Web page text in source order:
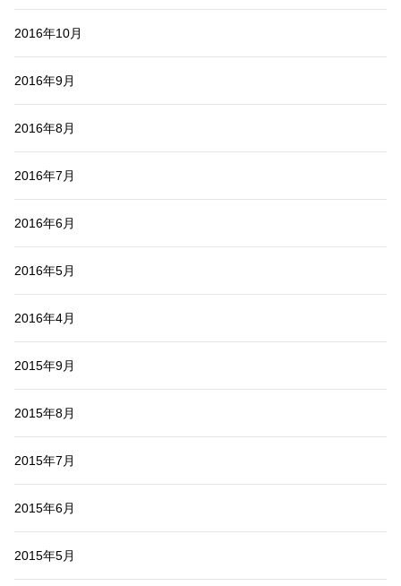
2016年10月
2016年9月
2016年8月
2016年7月
2016年6月
2016年5月
2016年4月
2015年9月
2015年8月
2015年7月
2015年6月
2015年5月